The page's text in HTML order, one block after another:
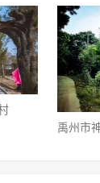
禹州市